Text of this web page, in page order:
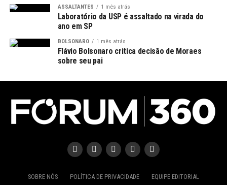
ASSALTANTES 1 mês atrás
Laboratório da USP é assaltado na virada do
ano em SP
BOLSONARO 1 mês atrás
Flávio Bolsonaro critica decisão de Moraes
sobre seu pai
SOBRE NÓS POLÍTICA DE PRIVACIDADE EQUIPE EDITORIAL